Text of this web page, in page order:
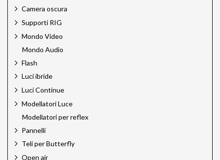
Camera oscura
Supporti RIG
Mondo Video
Mondo Audio
Flash
Luci ibride
Luci Continue
Modellatori Luce
Modellatori per reflex
Pannelli
Teli per Butterfly
Open air